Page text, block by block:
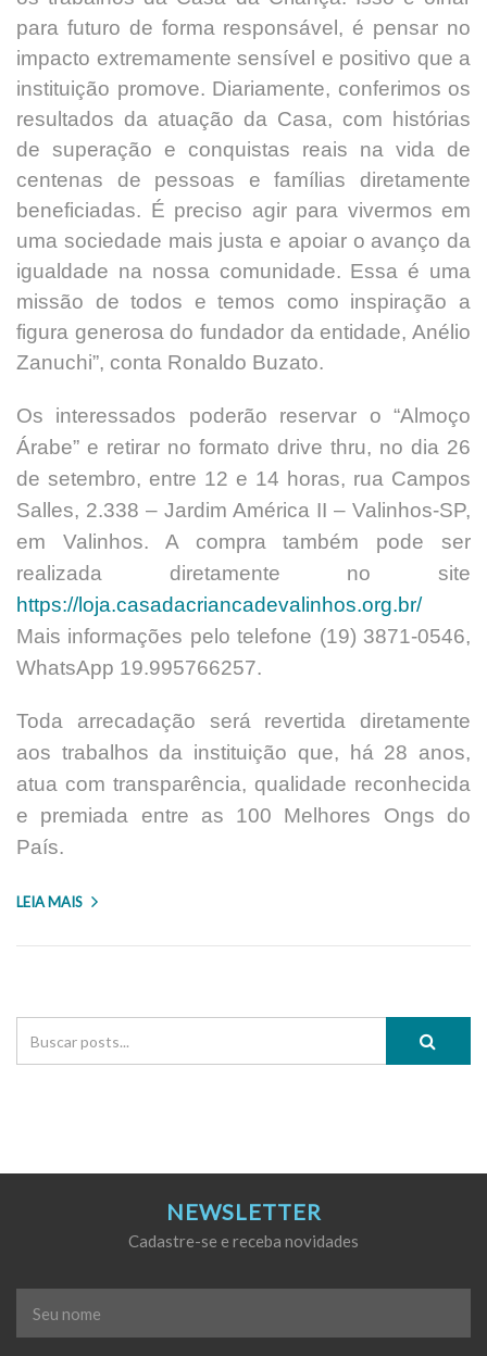
para futuro de forma responsável, é pensar no
impacto extremamente sensível e positivo que a
instituição promove. Diariamente, conferimos os
resultados da atuação da Casa, com histórias
de superação e conquistas reais na vida de
centenas de pessoas e famílias diretamente
beneficiadas. É preciso agir para vivermos em
uma sociedade mais justa e apoiar o avanço da
igualdade na nossa comunidade. Essa é uma
missão de todos e temos como inspiração a
figura generosa do fundador da entidade, Anélio
Zanuchi”, conta Ronaldo Buzato.
Os interessados poderão reservar o “Almoço
Árabe” e retirar no formato drive thru, no dia 26
de setembro, entre 12 e 14 horas, rua Campos
Salles, 2.338 – Jardim América II – Valinhos-SP,
em Valinhos. A compra também pode ser
realizada diretamente no site
https://loja.casadacriancadevalinhos.org.br/
Mais informações pelo telefone (19) 3871-0546,
WhatsApp 19.995766257.
Toda arrecadação será revertida diretamente
aos trabalhos da instituição que, há 28 anos,
atua com transparência, qualidade reconhecida
e premiada entre as 100 Melhores Ongs do
País.
LEIA MAIS
NEWSLETTER
Cadastre-se e receba novidades
Seu
nome